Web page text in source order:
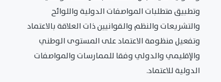
وتطبيق متطلبات المواصفات الدولية واللوائح
والتشريعات والنظم والقوانيين ذات العلاقة بالاعتماد
وتفعيل منظومة الاعتماد على المستوى الوطني
والإقليمي والدولي وفقا للممارسات والمواصفات
الدولية للاعتماد.